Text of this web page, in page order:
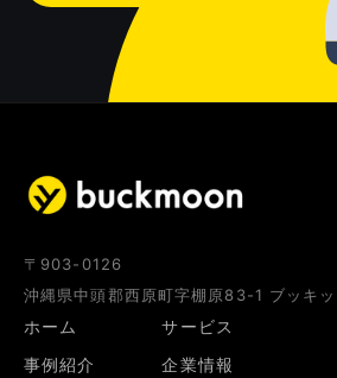
〒903-0126
沖縄県中頭郡西原町字棚原83-1 ブッキ
ホーム
サービス
事例紹介
企業情報